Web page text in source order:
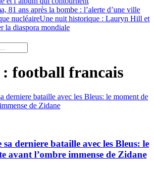
81 ans après la bombe : l’alerte d’une ville
nucléaireUne nuit historique : Lauryn Hill et
la diaspora mondiale
football francais
sa derniere bataille avec les Bleus: le
avant l’ombre immense de Zidane